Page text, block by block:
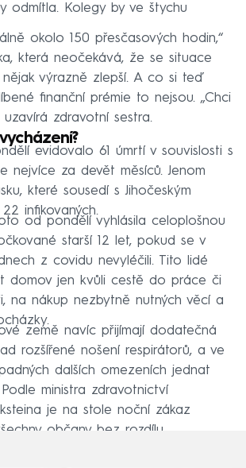
odmítla. Kolegy by ve štychu
okolo 150 přesčasových hodin,“
která neočekává, že se situace
výrazně zlepší. A co si teď
finanční prémie to nejsou. „Chci
zdravotní sestra.
evidovalo 61 úmrtí v souvislosti s
nejvíce za devět měsíců. Jenom
které sousedí s Jihočeským
infikovaných.
od pondělí vyhlásila celoplošnou
starší 12 let, pokud se v
z covidu nevyléčili. Tito lidé
domov jen kvůli cestě do práce či
na nákup nezbytně nutných věcí a
země navíc přijímají dodatečná
rozšířené nošení respirátorů, a ve
dalších omezeních jednat
ministra zdravotnictví
je na stole noční zákaz
občany bez rozdílu.